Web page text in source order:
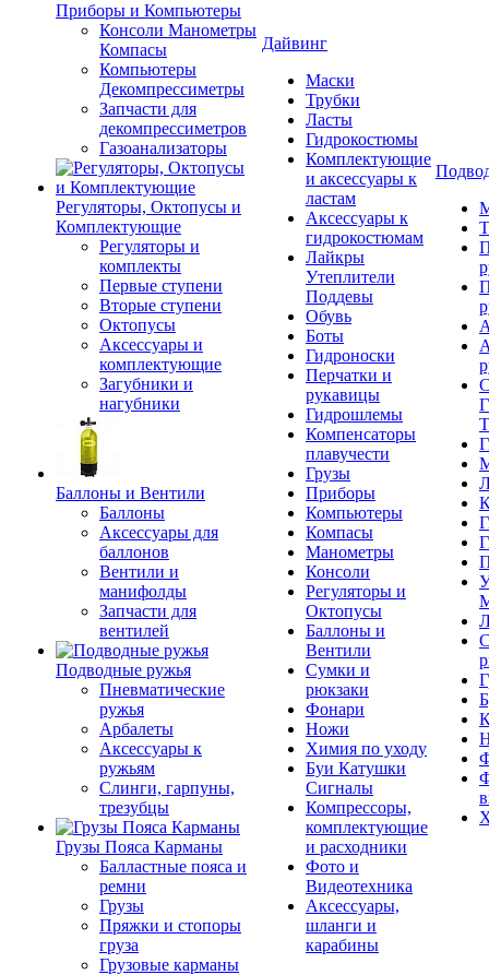
Приборы и Компьютеры
Консоли Манометры
Компасы
Компьютеры
Декомпрессиметры
Запчасти для
декомпрессиметров
Газоанализаторы
Регуляторы, Октопусы и
Комплектующие
Регуляторы и
комплекты
Первые ступени
Вторые ступени
Октопусы
Аксессуары и
комплектующие
Загубники и
нагубники
Баллоны и Вентили
Баллоны
Аксессуары для
баллонов
Вентили и
манифолды
Запчасти для
вентилей
Подводные ружья
Пневматические
ружья
Арбалеты
Аксессуары к
ружьям
Слинги, гарпуны,
трезубцы
Грузы Пояса Карманы
Балластные пояса и
ремни
Грузы
Пряжки и стопоры
груза
Грузовые карманы
Дайвинг
Маски
Трубки
Ласты
Гидрокостюмы
Комплектующие
и аксессуары к
ластам
Аксессуары к
гидрокостюмам
Лайкры
Утеплители
Поддевы
Обувь
Боты
Гидроноски
Перчатки и
рукавицы
Гидрошлемы
Компенсаторы
плавучести
Грузы
Приборы
Компьютеры
Компасы
Манометры
Консоли
Регуляторы и
Октопусы
Баллоны и
Вентили
Сумки и
рюкзаки
Фонари
Ножи
Химия по уходу
Буи Катушки
Сигналы
Компрессоры,
комплектующие
и расходники
Фото и
Видеотехника
Аксессуары,
шланги и
карабины